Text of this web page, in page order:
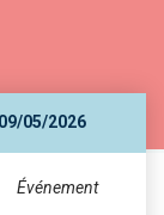
09/05/2026
Événement